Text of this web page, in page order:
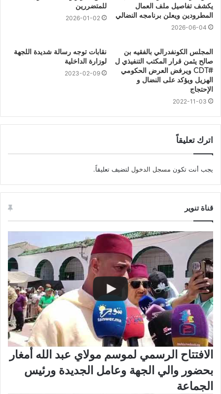
يكشف تفاصيل ملف العمال
المطرودين ويعلن برنامجه النضالي
2026-06-04
للمتضررين
2026-01-02
المجلس الكونفدرالي بالفقيه بن
صالح يثمن قرار المكتب التنفيذي ل
#CDT ويرفض العرض الحكومي
الهزيل ويؤكد على النضال و
الإحتجاج
2022-11-03
نقابات توجه رسالة شديدة اللجهة
لوزارة الداخلية
2023-02-09
اترك تعليقاً
يجب أنت تكون مسجل الدخول لتضيف تعليقاً.
قناة تنوير
الافتتاح الرسمي لموسم مولاي عبد الله أمغار
بحضور والي الجهة وعامل الجديدة ورئيس
الجماعة